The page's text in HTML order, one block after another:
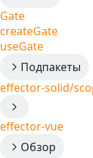
Gate
createGate
useGate
Подпакеты
effector-solid/
effector-vue
Обзор